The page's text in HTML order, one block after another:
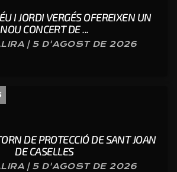
I JORDI VERGÉS OFEREIXEN UN
NOU CONCERT DE ...
| 5 D'AGOST DE 2026
DE PROTECCIÓ DE SANT JOAN
DE CASELLES
| 5 D'AGOST DE 2026